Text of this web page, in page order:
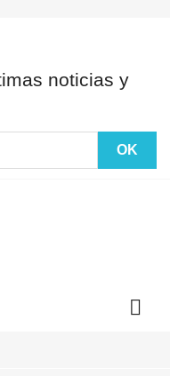
noticias y
